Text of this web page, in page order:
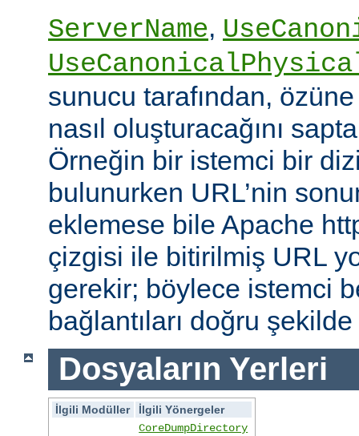
ServerName,
sunucu tarafından,
nasıl oluşturacağını
Örneğin bir istemci bir
bulunurken URL’nin
eklemese bile Apache
çizgisi ile bitirilmiş URL
gerekir; böylece istemci
bağlantıları doğru
Dosyaların Yerleri
İlgili Modüller
İlgili Yönergeler
CoreDumpDirectory